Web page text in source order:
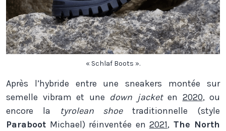
« Schlaf Boots ».
Après l’hybride entre une sneakers montée sur
semelle vibram et une down jacketen 2020, ou
encore la
tyrolean shoetraditionnelle (style
Paraboot Michael) réinventée en 2021, The North